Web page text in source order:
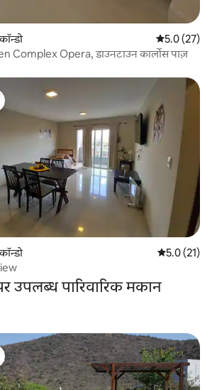
औसत रेटिंग 5
5.0 (27)
Complex Opera, डाउनटाउन कार्लोस पाज़
औसत रेटिंग 5
5.0 (21)
उपलब्ध पारिवारिक मकान